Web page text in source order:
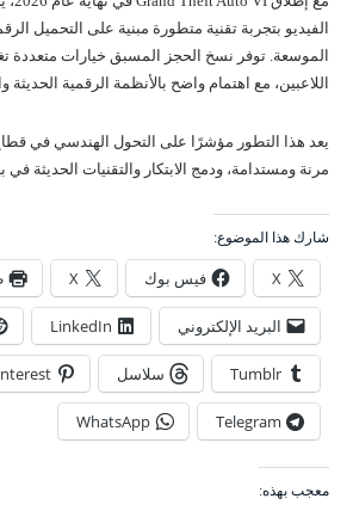
الفيديو بتجربة تقنية متطورة مبنية على التحميل
الموسعة. توفر نسخ الحجز المسبق خيارات متعددة
اللاعبين، مع اهتمام واضح بالأنظمة الرقمية الحديثة
يعد هذا التطور مؤشرًا على التحول الهندسي في قطاع
مرنة ومستدامة، ودمج الابتكار والتقنيات الحديثة في
شارك هذا الموضوع:
X فيس بوك X
البريد الإلكتروني LinkedIn
Tumblr سلاسل
Telegram
WhatsApp
معجب بهذه: